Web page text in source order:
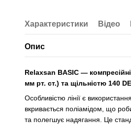
Характеристики Відео
Опис
Relaxsan BASIC —
мм рт. ст.) та щільністю 140
Особливістю лінії є використання
вкривається поліамідом, що
та полегшує надягання. Це